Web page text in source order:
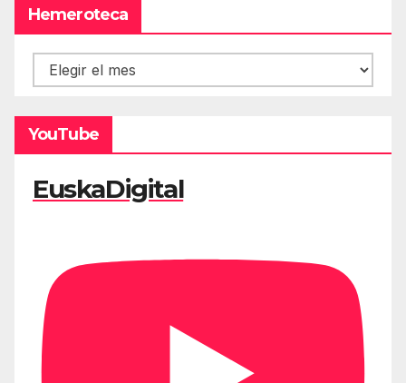
Hemeroteca
Hemeroteca
YouTube
EuskaDigital